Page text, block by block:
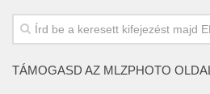
TÁMOGASD AZ MLZPHOTO